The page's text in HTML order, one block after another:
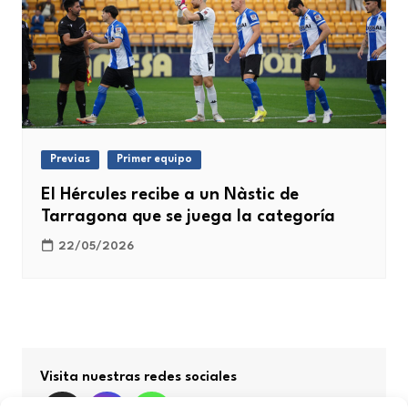
Previas Primer equipo
El Hércules recibe a un Nàstic de
Tarragona que se juega la categoría
22/05/2026
Visita nuestras redes sociales